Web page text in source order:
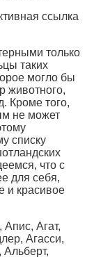
ссылка
только
таких
могло бы
животного,
Кроме того,
не может
списку
что с
для себя,
и красивое
Агат,
Агасси,